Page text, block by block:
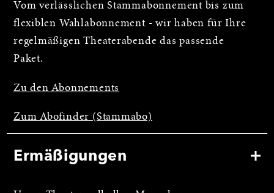
Vom verlässlichen Stammabonnement bis zum
flexiblen Wahlabonnement - wir haben für Ihre
regelmäßigen Theaterabende das passende
Paket.
Zu den Abonnements
Zum Abofinder (Stammabo)
Ermäßigungen